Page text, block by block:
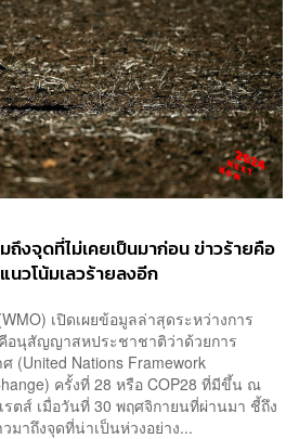
งจุดที่ไม่เคยเป็นมาก่อน ข่าวร้ายคือ
นวโน้มเลวร้ายลงอีก
เปิดเผยข้อมูลล่าสุดระหว่างการ
อนุสัญญาสหประชาชาติว่าด้วยการ
(United Nations Framework
ครั้งที่ 28 หรือ COP28 ที่มีขึ้น ณ
รตส์ เมื่อวันที่ 30 พฤศจิกายนที่ผ่านมา ชี้ถึง
มาถึงจุดที่น่าเป็นห่วงอย่าง...